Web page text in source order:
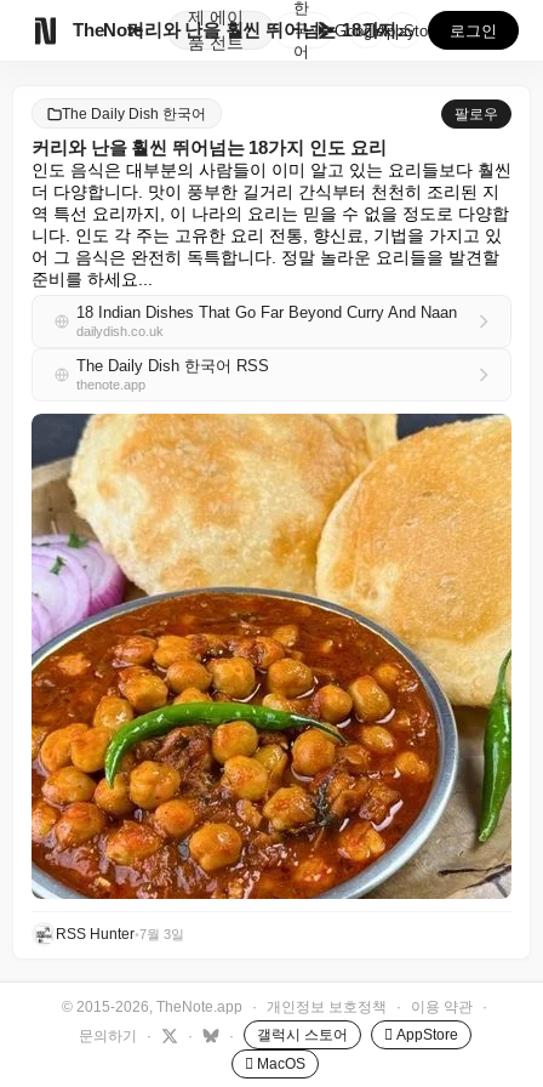
TheNote
제
품
에이
전트
커리와 난을 훨씬 뛰어넘는 18가지 인도 요리
한
국
어
GooglePlay
AppStore 로그인
The Daily Dish 한국어 팔로우
커리와 난을 훨씬 뛰어넘는 18가지 인도 요리
인도 음식은 대부분의 사람들이 이미 알고 있는 요리들보다 훨씬
더 다양합니다. 맛이 풍부한 길거리 간식부터 천천히 조리된 지
역 특선 요리까지, 이 나라의 요리는 믿을 수 없을 정도로 다양합
니다. 인도 각 주는 고유한 요리 전통, 향신료, 기법을 가지고 있
어 그 음식은 완전히 독특합니다. 정말 놀라운 요리들을 발견할
준비를 하세요...
18 Indian Dishes That Go Far Beyond Curry And Naan
dailydish.co.uk
The Daily Dish 한국어 RSS
thenote.app
RSS Hunter•7월 3일
© 2015-2026, TheNote.app · 개인정보 보호정책 · 이용 약관
·
문의하기
· · · 갤럭시 스토어
 AppStore
 MacOS